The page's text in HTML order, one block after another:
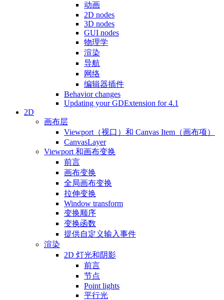
动画
2D nodes
3D nodes
GUI nodes
物理学
渲染
导航
网络
编辑器插件
Behavior changes
Updating your GDExtension for 4.1
2D
画布层
Viewport（视口）和 Canvas Item（画布项）
CanvasLayer
Viewport 和画布变换
前言
画布变换
全局画布变换
拉伸变换
Window transform
变换顺序
变换函数
提供自定义输入事件
渲染
2D 灯光和阴影
前言
节点
Point lights
平行光